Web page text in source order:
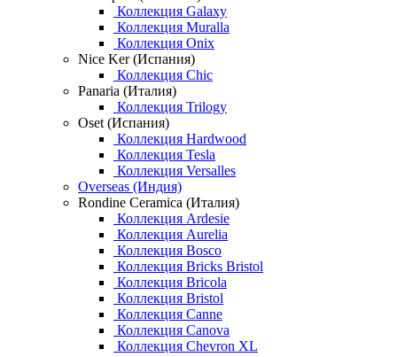
Коллекция Galaxy
Коллекция Muralla
Коллекция Onix
Nice Ker (Испания)
Коллекция Chic
Panaria (Италия)
Коллекция Trilogy
Oset (Испания)
Коллекция Hardwood
Коллекция Tesla
Коллекция Versalles
Overseas (Индия)
Rondine Ceramica (Италия)
Коллекция Ardesie
Коллекция Aurelia
Коллекция Bosco
Коллекция Bricks Bristol
Коллекция Bricola
Коллекция Bristol
Коллекция Canne
Коллекция Canova
Коллекция Chevron XL